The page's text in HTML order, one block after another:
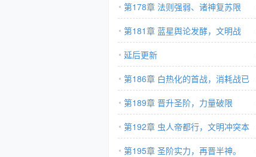
名额
第178章 法则强弱、诸神复苏限
制，
第181章 蓝星舆论发酵，文明战
争。
延后更新
第186章 白热化的首战，消耗战已
成定局。
第189章 晋升圣阶，力量破限
第192章 虫人帝都行，文明冲突本
质第195章 圣阶实力，再晋半神。